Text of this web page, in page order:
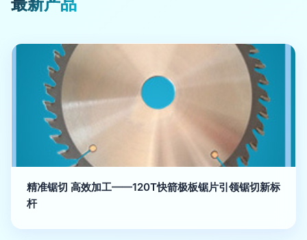
精准锯切 高效加工——120T快箭极板锯片引领锯切新标
杆